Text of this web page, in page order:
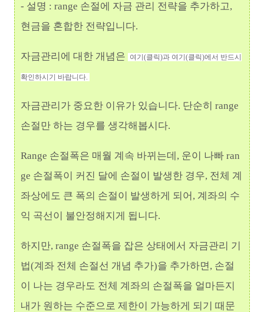
- 설명 : range 손절에 자금 관리 전략을 추가하고,
현금을 혼합한 전략입니다.
자금관리에 대한 개념은 여기(클릭)과 여기(클릭)에서 반드시
확인하시기 바랍니다.
자금관리가 중요한 이유가 있습니다. 단순히 range
손절만 하는 경우를 생각해봅시다.
Range 손절폭은 매월 계속 바뀌는데, 운이 나빠 ran
ge 손절폭이 커진 달에 손절이 발생한 경우, 전체 계
좌상에도 큰 폭의 손절이 발생하게 되어, 계좌의 수
익 곡선이 불안정해지게 됩니다.
하지만, range 손절폭을 잡은 상태에서 자금관리 기
법(계좌 전체 손절선 개념 추가)을 추가하면, 손절
이 나는 경우라도 전체 계좌의 손절폭을 얼마든지
내가 원하는 수준으로 제한이 가능하게 되기 때문